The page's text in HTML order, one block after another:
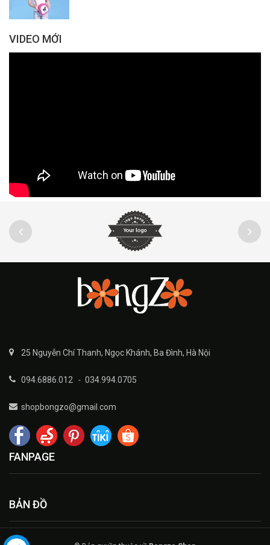
VIDEO MỚI
25 Nguyễn Chí Thanh, Ngọc Khánh, Ba Đình, Hà Nội
094.6886.012 - 034.994.0705
shopbongzo@gmail.com
FANPAGE
BẢN ĐỒ